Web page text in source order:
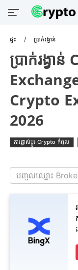
ផ្ទះ ប្រាក់រង្វាន់
ប្រាក់រង្វា
Crypto
2026
ការផ្លាស់ប្តូរ Crypto កំពូល